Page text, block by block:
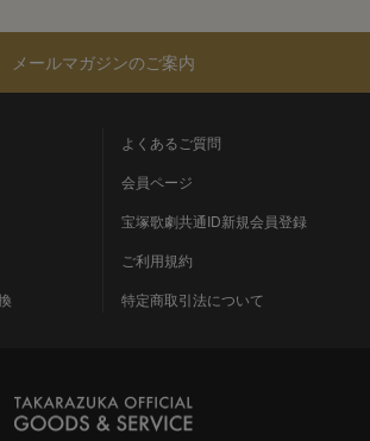
メールマガジンのご案内
よくあるご質問
会員ページ
宝塚歌劇共通ID新規会員登録
ご利用規約
特定商取引法について